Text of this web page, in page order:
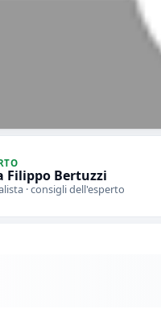
Filippo Bertuzzi
· consigli dell'esperto